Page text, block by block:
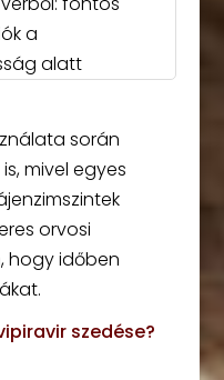
a
alatt
során
mivel egyes
orvosi
hogy időben
szedése?